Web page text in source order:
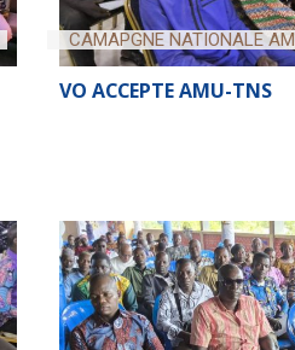
CAMAPGNE NATIONALE
VO ACCEPTE AMU-TNS